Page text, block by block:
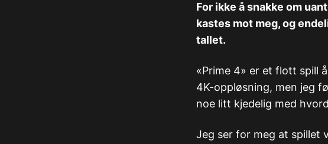
For ikke å snakke om
kastes mot meg, og
tallet.
«Prime 4» er et flott spill
4K-oppløsning, men jeg
noe litt kjedelig med
Jeg ser for meg at spillet